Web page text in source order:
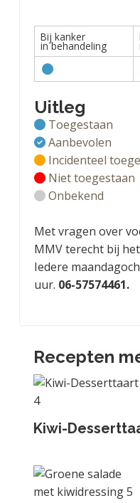
Bij kanker
in behandeling
Uitleg
Toegestaan
Aanbevolen
Incidenteel
Niet toegestaan
Onbekend
Met vragen over
MMV terecht bij
Iedere
uur. 06-57574461.
Recepten
Kiwi-